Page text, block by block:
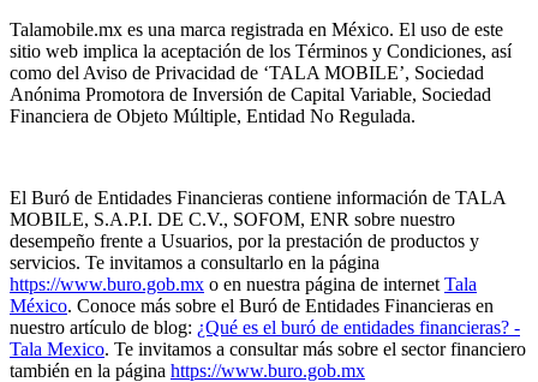
Talamobile.mx es una marca registrada en México. El uso de este
sitio web implica la aceptación de los Términos y Condiciones, así
como del Aviso de Privacidad de ‘TALA MOBILE’, Sociedad
Anónima Promotora de Inversión de Capital Variable, Sociedad
Financiera de Objeto Múltiple, Entidad No Regulada.
El Buró de Entidades Financieras contiene información de TALA
MOBILE, S.A.P.I. DE C.V., SOFOM, ENR sobre nuestro
desempeño frente a Usuarios, por la prestación de productos y
servicios. Te invitamos a consultarlo en la página
https://www.buro.gob.mx o en nuestra página de internet Tala
México. Conoce más sobre el Buró de Entidades Financieras en
nuestro artículo de blog: ¿Qué es el buró de entidades financieras? -
Tala Mexico. Te invitamos a consultar más sobre el sector financiero
también en la página https://www.buro.gob.mx